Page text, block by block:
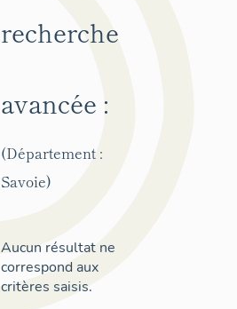
recherche
avancée :
(Département :
Savoie)
Aucun résultat ne
correspond aux
critères saisis.